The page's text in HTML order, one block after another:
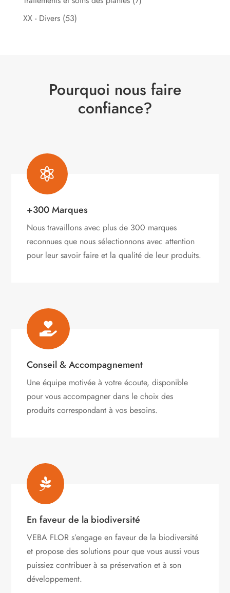
XX - Divers (53)
Pourquoi nous faire
confiance?

+300 Marques
Nous travaillons avec plus de 300 marques
reconnues que nous sélectionnons avec attention
pour leur savoir faire et la qualité de leur produits.

Conseil & Accompagnement
Une équipe motivée à votre écoute, disponible
pour vous accompagner dans le choix des
produits correspondant à vos besoins.

En faveur de la biodiversité
VEBA FLOR s’engageen faveur de la biodiversité
et propose des solutions pour que vous aussi vous
puissiez contribuer à sa préservation et à son
développement.